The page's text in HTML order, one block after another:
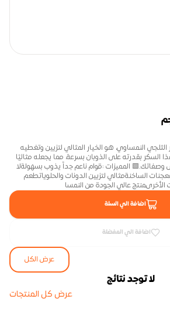
عالي الجودة من النمسا
اضافة الي السلة
اضافة الي المفضلة
عرض الكل
لا توجد نتائج
عرض كل المنتجات